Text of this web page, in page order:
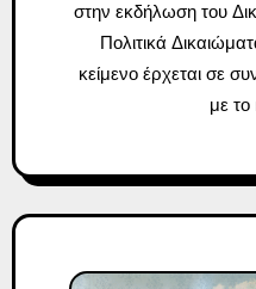
στην εκδήλωση του
Πολιτικά
κείμενο έρχεται σε
με το